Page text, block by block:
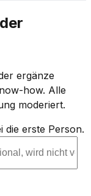
ergänze
how. Alle
moderiert.
die erste Person.